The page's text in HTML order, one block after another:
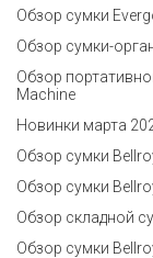
Обзор сумки
Обзор сумки-
Обзор
Machine
Новинки марта
Обзор сумки
Обзор сумки
Обзор складной
Обзор сумки